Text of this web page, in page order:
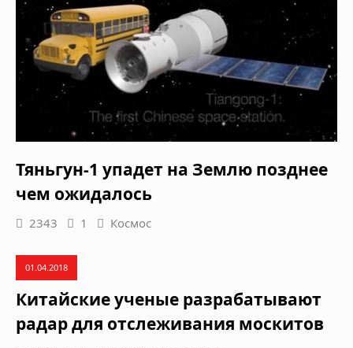
Тяньгун-1 упадет на Землю позднее
чем ожидалось
2343 1 Космос
01.04.2018
Китайские ученые разрабатывают
радар для отслеживания москитов